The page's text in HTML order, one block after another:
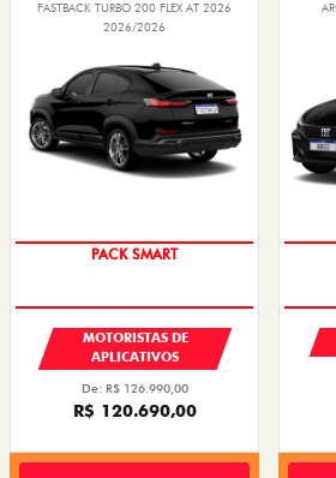
FASTBACK TURBO 200 FLEX AT 2026
2026/2026
PACK SMART
MOTORISTAS DE
APLICATIVOS
De: R$ 126.990,00
R$ 120.690,00